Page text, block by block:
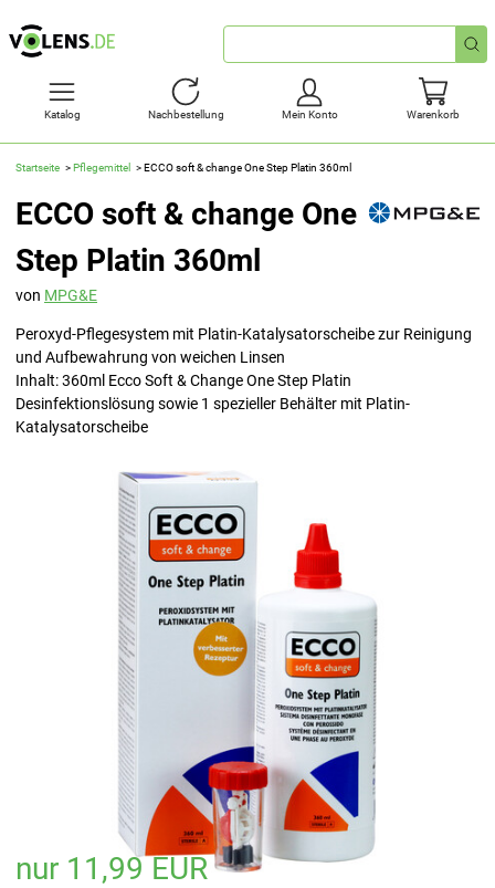
Schnellsuche
Katalog Nachbestellung Mein Konto Warenkorb
Startseite Pflegemittel ECCO soft & change One Step Platin 360ml
ECCO soft & change One
Step Platin 360ml
von MPG&E
Peroxyd-Pflegesystem mit Platin-Katalysatorscheibe zur Reinigung
und Aufbewahrung von weichen Linsen
Inhalt: 360ml Ecco Soft & Change One Step Platin
Desinfektionslösung sowie 1 spezieller Behälter mit Platin-
Katalysatorscheibe
nur 11,99 EUR